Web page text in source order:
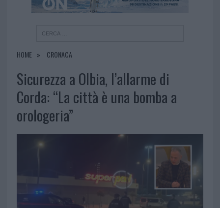
HOME CRONACA
Sicurezza a Olbia, l’allarme di
Corda: “La città è una bomba a
orologeria”